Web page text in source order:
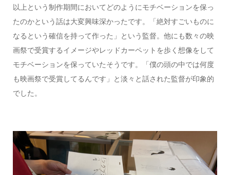
以上という制作期間においてどのようにモチベーションを保っ
たのかという話は大変興味深かったです。「絶対すごいものに
なるという確信を持って作った」という監督。他にも数々の映
画祭で受賞するイメージやレッドカーペットを歩く想像をして
モチベーションを保っていたそうです。「僕の頭の中では何度
も映画祭で受賞してるんです」と淡々と話された監督が印象的
でした。